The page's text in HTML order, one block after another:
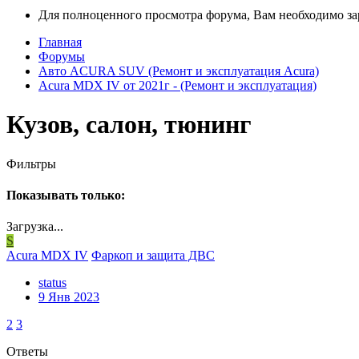
Для полноценного просмотра форума, Вам необходимо
Главная
Форумы
Авто ACURA SUV (Ремонт и эксплуатация Acura)
Acura MDX IV от 2021г - (Ремонт и эксплуатация)
Кузов, салон, тюнинг
Фильтры
Показывать только:
Загрузка...
S
Acura MDX IV Фаркоп и защита ДВС
status
9 Янв 2023
2 3
Ответы